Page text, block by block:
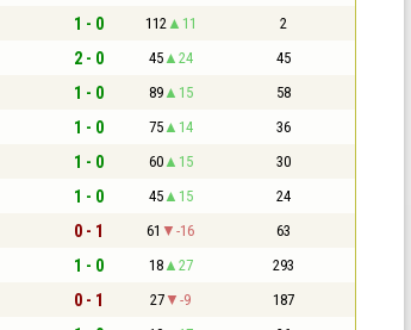
1 - 0 112 11 2
2 - 0 45 24 45
1 - 0 89 15 58
1 - 0 75 14 36
1 - 0 60 15 30
1 - 0 45 15 24
0 - 1 61 -16 63
1 - 0 18 27 293
0 - 1 27 -9 187